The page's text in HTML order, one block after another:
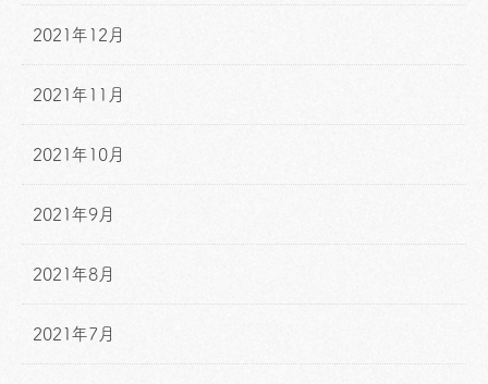
2021年12月
2021年11月
2021年10月
2021年9月
2021年8月
2021年7月